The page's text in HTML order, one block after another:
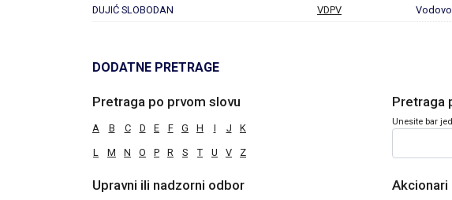
DUJIĆ SLOBODAN
VDPV
DODATNE PRETRAGE
Pretraga po prvom slovu
A B C D E F G H I J K
L M N O P R S T U V Z
Pretraga
Unesite bar
Upravni ili nadzorni odbor Akcionari